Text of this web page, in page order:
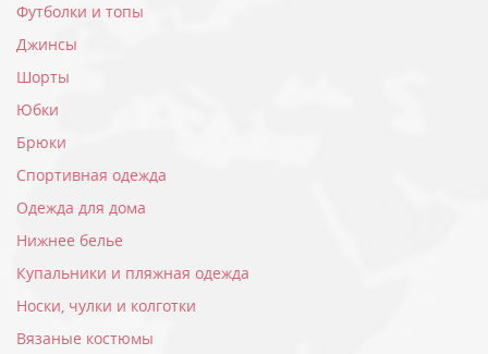
Футболки и топы
Джинсы
Шорты
Юбки
Брюки
Спортивная одежда
Одежда для дома
Нижнее белье
Купальники и пляжная одежда
Носки, чулки и колготки
Вязаные костюмы